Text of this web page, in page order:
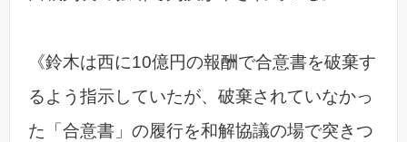
《鈴木は西に10億円の報酬で合意書を破棄す
るよう指示していたが、破棄されていなかっ
た「合意書」の履行を和解協議の場で突きつ